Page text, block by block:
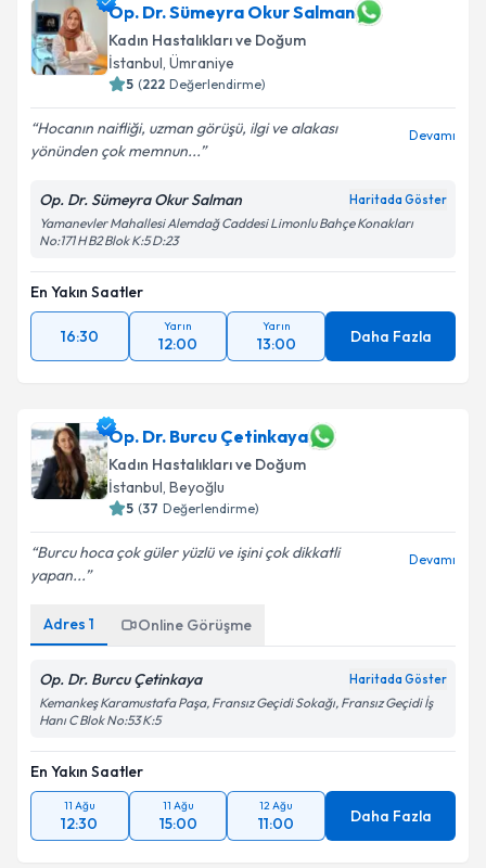
E-posta Adresiniz
Kişisel verilerimin işlenmesine ilişkin
Aydınlatma
Metni'ni okudum ve kişisel verilerimin belirtilen
Takvim Talebini Gönder
Op. Dr. Sümeyra Okur Salman
Kadın Hastalıkları ve Doğum
İstanbul, Ümraniye
5 (222 Değerlendirme)
Hocanın naifliği, uzman görüşü, ilgi ve alakası
yönünden çok memnun...
Devamı
Op. Dr. Sümeyra Okur Salman Haritada Göster
Yamanevler Mahallesi Alemdağ Caddesi Limonlu Bahçe Konakları
No:171 H B2 Blok K:5 D:23
En Yakın Saatler
16:30
Yarın
12:00
Yarın
13:00 Daha Fazla
Op. Dr. Burcu Çetinkaya
Kadın Hastalıkları ve Doğum
İstanbul, Beyoğlu
5 (37 Değerlendirme)
Burcu hoca çok güler yüzlü ve işini çok dikkatli
yapan...
Devamı
Adres 1 Online Görüşme
Op. Dr. Burcu Çetinkaya Haritada Göster
Kemankeş Karamustafa Paşa, Fransız Geçidi Sokağı, Fransız Geçidi İş
Hanı C Blok No:53 K:5
En Yakın Saatler
11 Ağu
12:30
11 Ağu
15:00
12 Ağu
11:00 Daha Fazla